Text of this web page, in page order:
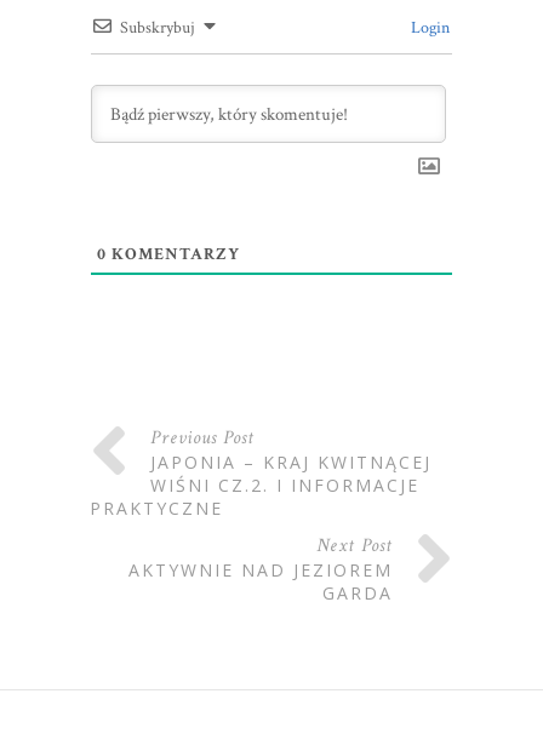
Subskrybuj Login
0 KOMENTARZY
Previous Post
JAPONIA – KRAJ KWITNĄCEJ
WIŚNI CZ.2. I INFORMACJE
PRAKTYCZNE
Next Post
AKTYWNIE NAD JEZIOREM
GARDA